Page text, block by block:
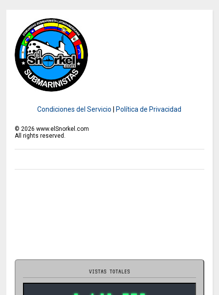
Condiciones del Servicio Política de Privacidad
©2026 www.elSnorkel.com
All rights reserved.
VISTAS TOTALES